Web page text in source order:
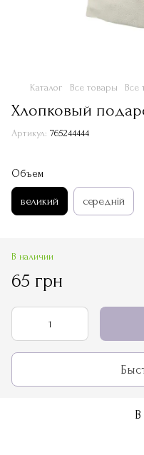
Каталог Все товары Все
Хлопковый
Артикул: 765244444
Объем
великий середній
В наличии
65 грн
В